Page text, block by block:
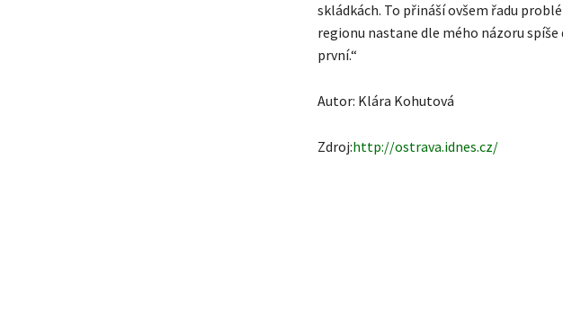
skládkách. To přináší ovšem řadu
regionu nastane dle mého názoru
první.“
Autor: Klára Kohutová
Zdroj:http://ostrava.idnes.cz/